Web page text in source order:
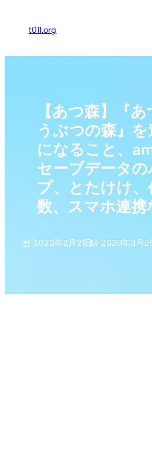
ス
t011.org
【あつ森】『
うぶつの森』
になること、
セーブデータ
プ、とたけけ
数、スマホ連携
2020年2月21日 2020年3月